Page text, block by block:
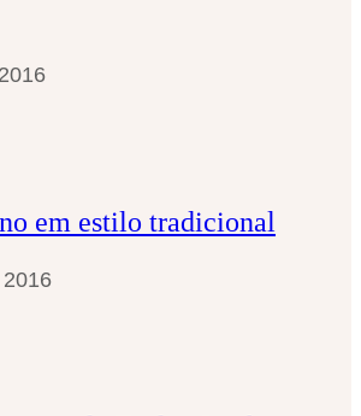
em estilo tradicional